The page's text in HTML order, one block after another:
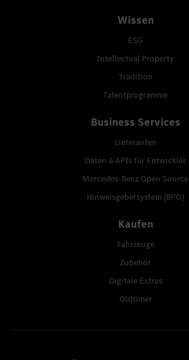
Wissen
ESG
Intellectual Property
Tradition
Talentprogramme
Business Services
Lieferanten
Daten & APIs für Entwickler
Mercedes-Benz Open Source
Hinweisgebersystem (BPO)
Kaufen
Fahrzeuge
Zubehör
Digitale Extras
Oldtimer